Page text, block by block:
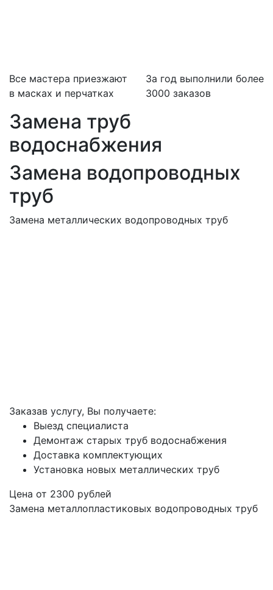
Все мастера приезжают
в масках и перчатках
За год выполнили более
3000 заказов
Замена труб
водоснабжения
Замена водопроводных
труб
Замена металлических водопроводных труб
Заказав услугу, Вы получаете:
Выезд специалиста
Демонтаж старых труб водоснабжения
Доставка комплектующих
Установка новых металлических труб
Цена от 2300 рублей
Замена металлопластиковых водопроводных труб